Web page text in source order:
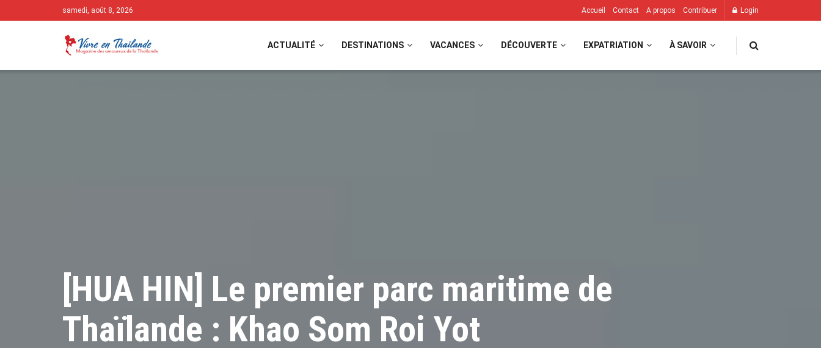
samedi, août 8, 2026 Accueil Contact A propos Contribuer Login
ACTUALITÉ DESTINATIONS VACANCES DÉCOUVERTE EXPATRIATION À SAVOIR
[HUA HIN] Le premier parc maritime de
Thaïlande : Khao Som Roi Yot